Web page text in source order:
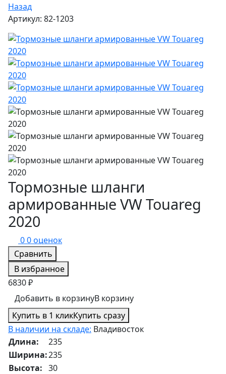
Назад
Артикул: 82-1203
Тормозные шланги
армированные VW Touareg
2020
00 оценок
Сравнить
В избранное
6830 ₽
Добавить в корзинуВ корзину
Купить в 1 кликКупить сразу
В наличии на складе: Владивосток
Длина:
235
Ширина:235
Высота: 30